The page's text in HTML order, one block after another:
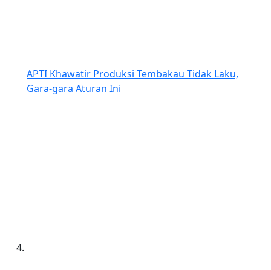
APTI Khawatir Produksi Tembakau Tidak Laku,
Gara-gara Aturan Ini